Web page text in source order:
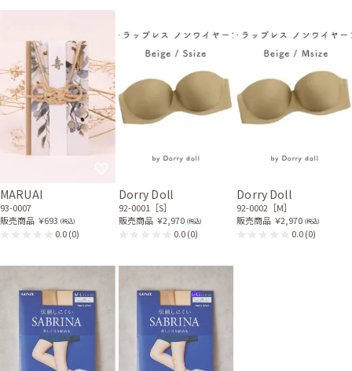
MARUAI
93-0007
販売商品 ￥693 (税込)
0.0(0)
Dorry Doll
92-0001［S］
販売商品 ￥2,970 (税込)
0.0(0)
Dorry Doll
92-0002［M］
販売商品 ￥2,970 (税込)
0.0(0)